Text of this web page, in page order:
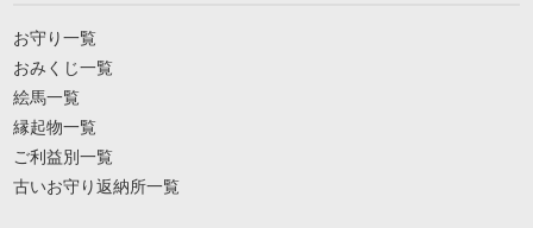
お守り一覧
おみくじ一覧
絵馬一覧
縁起物一覧
ご利益別一覧
古いお守り返納所一覧